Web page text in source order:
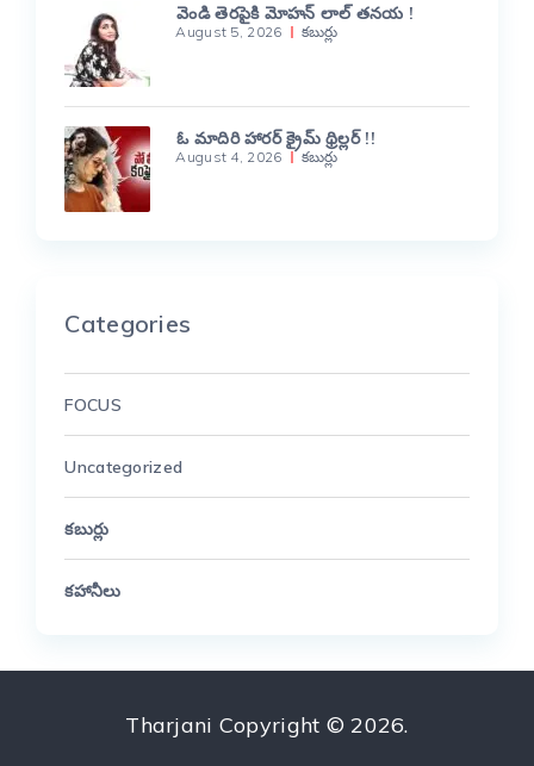
వెండి తెరపైకి మోహన్ లాల్ తనయ !
August 5, 2026 కబుర్లు
ఓ మాదిరి హారర్ క్రైమ్ థ్రిల్లర్ !!
August 4, 2026 కబుర్లు
Categories
FOCUS
Uncategorized
కబుర్లు
కహానీలు
Tharjani Copyright © 2026.